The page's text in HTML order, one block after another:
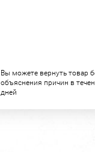
Вы можете вернуть товар
объяснения причин в
дней